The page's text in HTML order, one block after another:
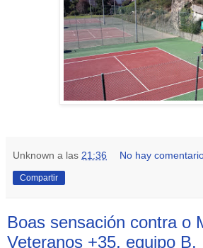
Unknown a las 21:36 No hay
Compartir
Boas sensación contra o
Veteranos +35, equipo B.